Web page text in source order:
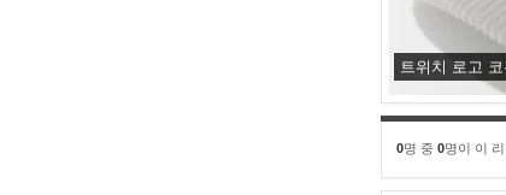
트위치 로고
0명 중 0명이 이